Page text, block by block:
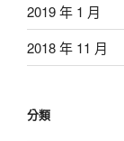
2019 年 1 月
2018 年 11 月
分類